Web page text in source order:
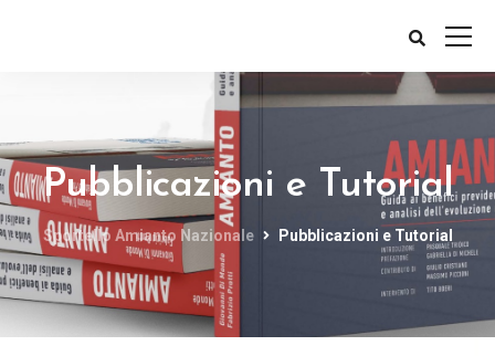
Pubblicazioni e Tutorial
Sportello Amianto Nazionale Pubblicazioni e Tutorial